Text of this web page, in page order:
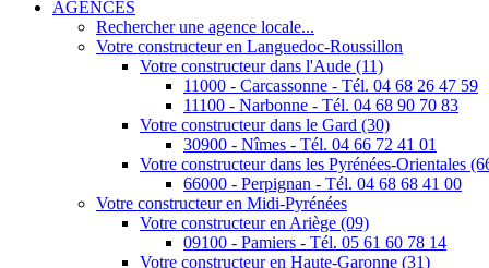
AGENCES
Rechercher une agence locale...
Votre constructeur en Languedoc-Roussillon
Votre constructeur dans l'Aude (11)
11000 - Carcassonne - Tél. 04 68 26 47 59
11100 - Narbonne - Tél. 04 68 90 70 83
Votre constructeur dans le Gard (30)
30900 - Nîmes - Tél. 04 66 72 41 01
Votre constructeur dans les Pyrénées-Orientales
66000 - Perpignan - Tél. 04 68 68 41 00
Votre constructeur en Midi-Pyrénées
Votre constructeur en Ariège (09)
09100 - Pamiers - Tél. 05 61 60 78 14
Votre constructeur en Haute-Garonne (31)